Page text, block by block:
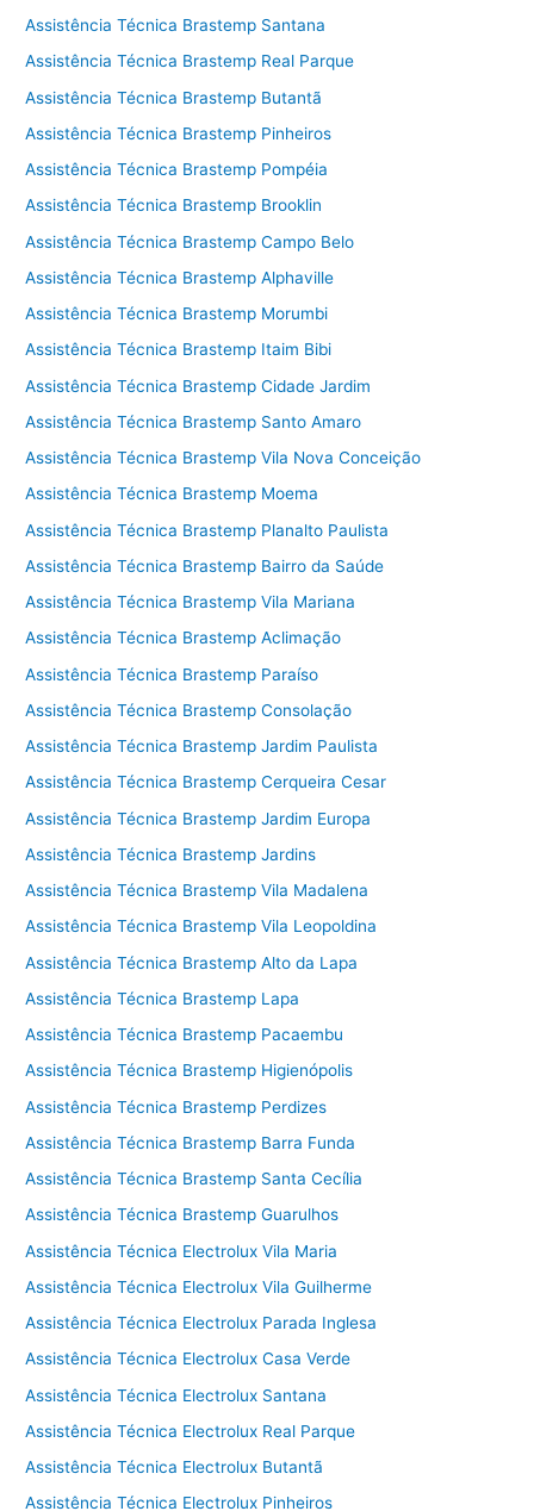
Assistência Técnica Brastemp Santana
Assistência Técnica Brastemp Real Parque
Assistência Técnica Brastemp Butantã
Assistência Técnica Brastemp Pinheiros
Assistência Técnica Brastemp Pompéia
Assistência Técnica Brastemp Brooklin
Assistência Técnica Brastemp Campo Belo
Assistência Técnica Brastemp Alphaville
Assistência Técnica Brastemp Morumbi
Assistência Técnica Brastemp Itaim Bibi
Assistência Técnica Brastemp Cidade Jardim
Assistência Técnica Brastemp Santo Amaro
Assistência Técnica Brastemp Vila Nova Conceição
Assistência Técnica Brastemp Moema
Assistência Técnica Brastemp Planalto Paulista
Assistência Técnica Brastemp Bairro da Saúde
Assistência Técnica Brastemp Vila Mariana
Assistência Técnica Brastemp Aclimação
Assistência Técnica Brastemp Paraíso
Assistência Técnica Brastemp Consolação
Assistência Técnica Brastemp Jardim Paulista
Assistência Técnica Brastemp Cerqueira Cesar
Assistência Técnica Brastemp Jardim Europa
Assistência Técnica Brastemp Jardins
Assistência Técnica Brastemp Vila Madalena
Assistência Técnica Brastemp Vila Leopoldina
Assistência Técnica Brastemp Alto da Lapa
Assistência Técnica Brastemp Lapa
Assistência Técnica Brastemp Pacaembu
Assistência Técnica Brastemp Higienópolis
Assistência Técnica Brastemp Perdizes
Assistência Técnica Brastemp Barra Funda
Assistência Técnica Brastemp Santa Cecília
Assistência Técnica Brastemp Guarulhos
Assistência Técnica Electrolux Vila Maria
Assistência Técnica Electrolux Vila Guilherme
Assistência Técnica Electrolux Parada Inglesa
Assistência Técnica Electrolux Casa Verde
Assistência Técnica Electrolux Santana
Assistência Técnica Electrolux Real Parque
Assistência Técnica Electrolux Butantã
Assistência Técnica Electrolux Pinheiros